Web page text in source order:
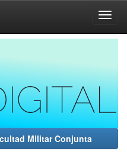
Militar Conjunta